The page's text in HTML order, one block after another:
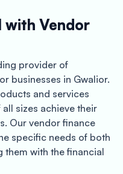
with Vendor
provider of
businesses in Gwalior.
and services
sizes achieve their
Our vendor finance
specific needs of both
them with the financial